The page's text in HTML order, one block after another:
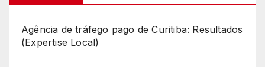
Agência de tráfego pago de Curitiba: Resultados
(Expertise Local)